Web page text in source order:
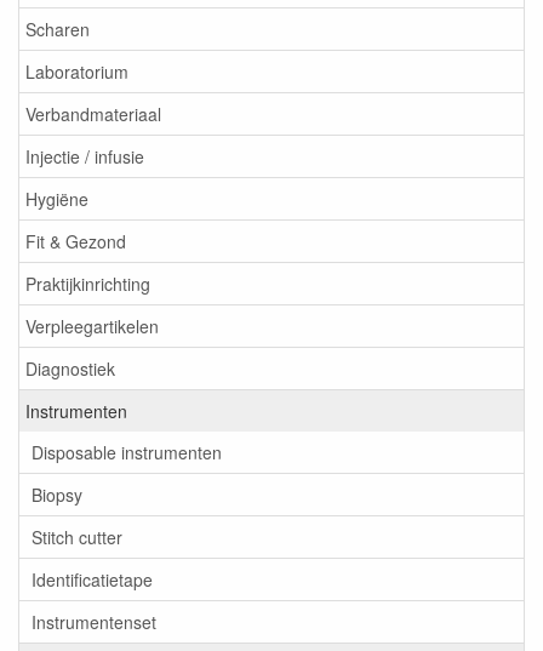
Scharen
Laboratorium
Verbandmateriaal
Injectie / infusie
Hygiëne
Fit & Gezond
Praktijkinrichting
Verpleegartikelen
Diagnostiek
Instrumenten
Disposable instrumenten
Biopsy
Stitch cutter
Identificatietape
Instrumentenset